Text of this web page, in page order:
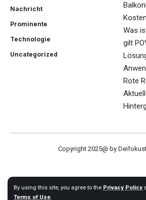
By using this site, you agree to the Privacy Policy
Terms of Use.
Nachricht
Prominente
Technologie
Uncategorized
Was
gilt
Rote
Copyright 2025@ by